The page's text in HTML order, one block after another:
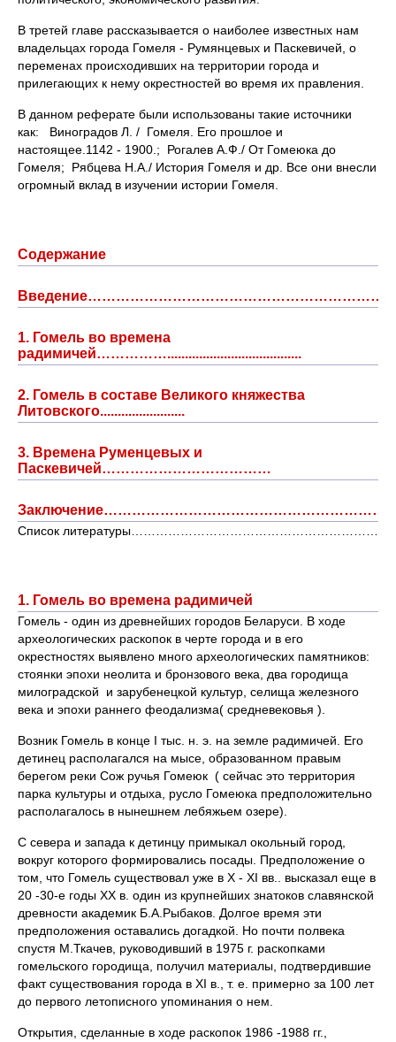
В третей главе рассказывается о наиболее известных нам
владельцах города Гомеля - Румянцевых и Паскевичей, о
переменах происходивших на территории города и
прилегающих к нему окрестностей во время их правления.
В данном реферате были использованы такие источники
как: Виноградов Л. / Гомеля. Его прошлое и
настоящее.1142 - 1900.; Рогалев А.Ф./ От Гомеюка до
Гомеля; Рябцева Н.А./ История Гомеля и др. Все они внесли
огромный вклад в изучении истории Гомеля.
Содержание
1. Гомель во времена
радимичей……………......................................
2. Гомель в составе Великого княжества
Литовского........................
3. Времена Руменцевых и
Паскевичей………………………………
Список литературы……………………………………………………
1. Гомель во времена радимичей
Гомель - один из древнейших городов Беларуси. В ходе
археологических раскопок в черте города и в его
окрестностях выявлено много археологических памятников:
стоянки эпохи неолита и бронзового века, два городища
милоградской и зарубенецкой культур, селища железного
века и эпохи раннего феодализма( средневековья ).
Возник Гомель в конце I тыс. н. э. на земле радимичей. Его
детинец располагался на мысе, образованном правым
берегом реки Сож ручья Гомеюк ( сейчас это территория
парка культуры и отдыха, русло Гомеюка предположительно
располагалось в нынешнем лебяжьем озере).
С севера и запада к детинцу примыкал окольный город,
вокруг которого формировались посады. Предположение о
том, что Гомель существовал уже в X - XI вв.. высказал еще в
20 -30-е годы XX в. один из крупнейших знатоков славянской
древности академик Б.А.Рыбаков. Долгое время эти
предположения оставались догадкой. Но почти полвека
спустя М.Ткачев, руководивший в 1975 г. раскопками
гомельского городища, получил материалы, подтвердившие
факт существования города в XI в., т. е. примерно за 100 лет
до первого летописного упоминания о нем.
Открытия, сделанные в ходе раскопок 1986 -1988 гг.,